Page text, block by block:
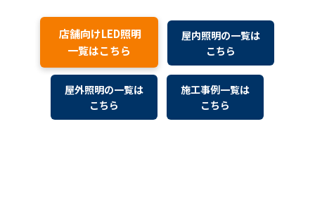
店舗向けLED照明
一覧はこちら
屋内照明の一覧は
こちら
屋外照明の一覧は
こちら
施工事例一覧は
こちら